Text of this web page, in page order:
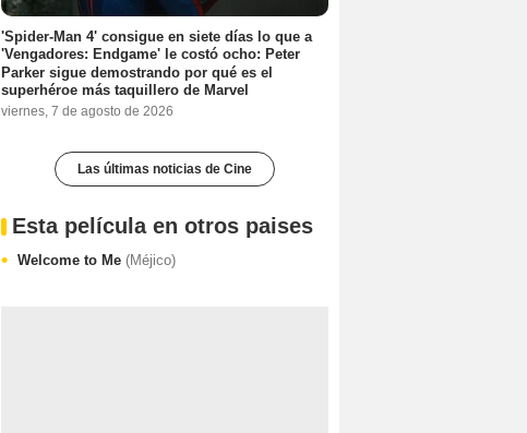
'Spider-Man 4' consigue en siete días lo que a
'Vengadores: Endgame' le costó ocho: Peter
Parker sigue demostrando por qué es el
superhéroe más taquillero de Marvel
viernes, 7 de agosto de 2026
Las últimas noticias de Cine
Esta película en otros paises
Welcome to Me (Méjico)